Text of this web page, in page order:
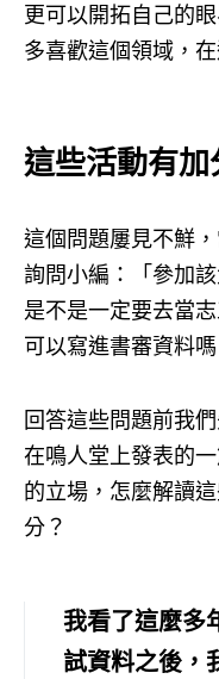
更可以開拓自己的
多喜歡這個領域，
這些活動有加
這個問題屢見不鮮
詢問小編：「參加
是不是一定要去當
可以寫進書審資料嗎
回答這些問題前我
在鳴人堂上發表的
的立場，怎麼解讀
分？
我看了這麼多
試資料之後，